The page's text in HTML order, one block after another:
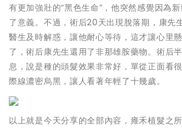
有更加強壯的“黑色生命”，他突然感覺因為
了意義。不過，術后20天出現脫落期，康先
醫生及時解惑，讓他耐心等待，這才讓心里
了，術后康先生還用了非那雄胺藥物。術后
息，說是種的頭髮效果非常好，單從正面看
際線濃密烏黑，讓人看著年輕了十幾歲。
以上就是今天分享的全部內容，雍禾植髮之